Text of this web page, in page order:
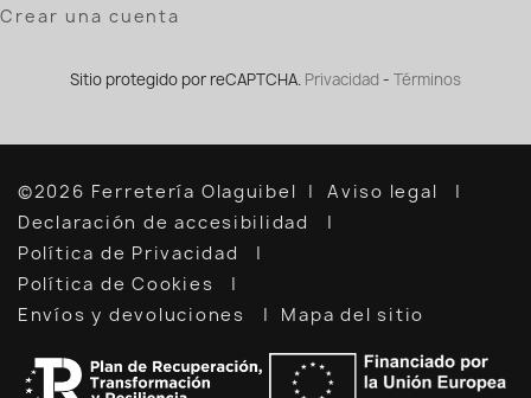
Crear una cuenta
Sitio protegido por reCAPTCHA. Privacidad - Términos
©2026 Ferretería Olaguibel
Aviso legal
Declaración de accesibilidad
Política de Privacidad
Política de Cookies
Envíos y devoluciones
Mapa del sitio